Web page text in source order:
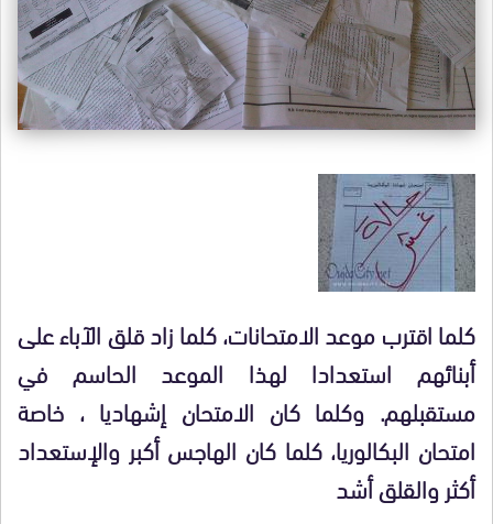
كلما اقترب موعد الامتحانات، كلما زاد قلق الآباء على
أبنائهم استعدادا لهذا الموعد الحاسم في
مستقبلهم. وكلما كان الامتحان إشهاديا ، خاصة
امتحان البكالوريا، كلما كان الهاجس أكبر والإستعداد
أكثر والقلق أشد